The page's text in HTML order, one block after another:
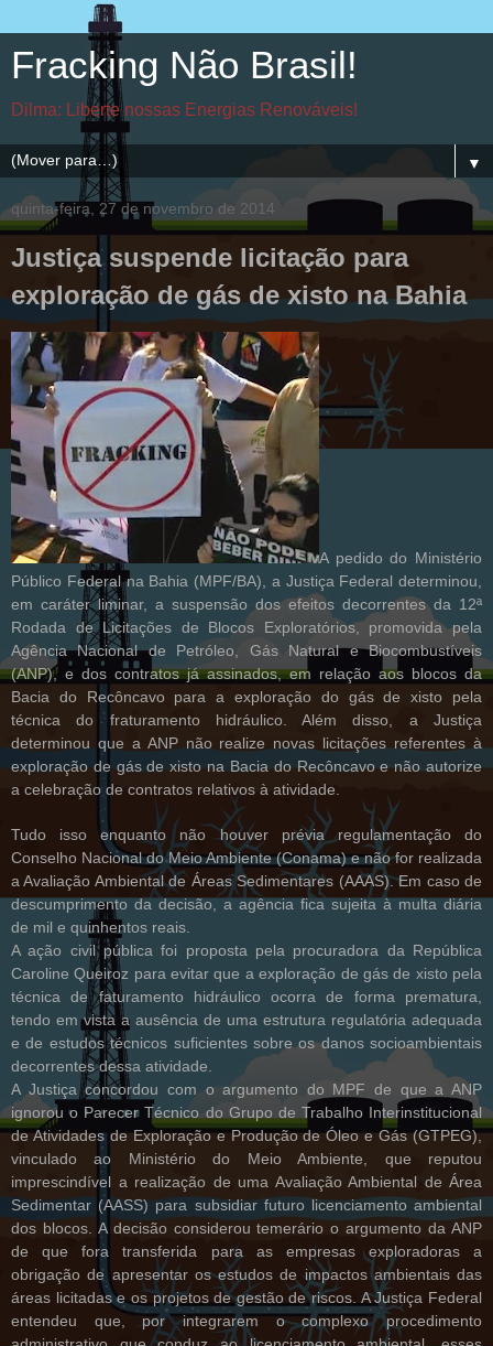
Fracking Não Brasil!
Dilma: Liberte nossas Energias Renováveis!
▼
quinta-feira, 27 de novembro de 2014
Justiça suspende licitação para
exploração de gás de xisto na Bahia
A pedido do Ministério
Público Federal na Bahia (MPF/BA), a Justiça Federal determinou,
em caráter liminar, a suspensão dos efeitos decorrentes da 12ª
Rodada de Licitações de Blocos Exploratórios, promovida pela
Agência Nacional de Petróleo, Gás Natural e Biocombustíveis
(ANP), e dos contratos já assinados, em relação aos blocos da
Bacia do Recôncavo para a exploração do gás de xisto pela
técnica do fraturamento hidráulico. Além disso, a Justiça
determinou que a ANP não realize novas licitações referentes à
exploração de gás de xisto na Bacia do Recôncavo e não autorize
a celebração de contratos relativos à atividade.
Tudo isso enquanto não houver prévia regulamentação do
Conselho Nacional do Meio Ambiente (Conama) e não for realizada
a Avaliação Ambiental de Áreas Sedimentares (AAAS). Em caso de
descumprimento da decisão, a agência fica sujeita à multa diária
de mil e quinhentos reais.
A ação civil pública foi proposta pela procuradora da República
Caroline Queiroz para evitar que a exploração de gás de xisto pela
técnica de faturamento hidráulico ocorra de forma prematura,
tendo em vista a ausência de uma estrutura regulatória adequada
e de estudos técnicos suficientes sobre os danos socioambientais
decorrentes dessa atividade.
A Justiça concordou com o argumento do MPF de que a ANP
ignorou o Parecer Técnico do Grupo de Trabalho Interinstitucional
de Atividades de Exploração e Produção de Óleo e Gás (GTPEG),
vinculado ao Ministério do Meio Ambiente, que reputou
imprescindível a realização de uma Avaliação Ambiental de Área
Sedimentar (AASS) para subsidiar futuro licenciamento ambiental
dos blocos. A decisão considerou temerário o argumento da ANP
de que fora transferida para as empresas exploradoras a
obrigação de apresentar os estudos de impactos ambientais das
áreas licitadas e os projetos de gestão de riscos. A Justiça Federal
entendeu que, por integrarem o complexo procedimento